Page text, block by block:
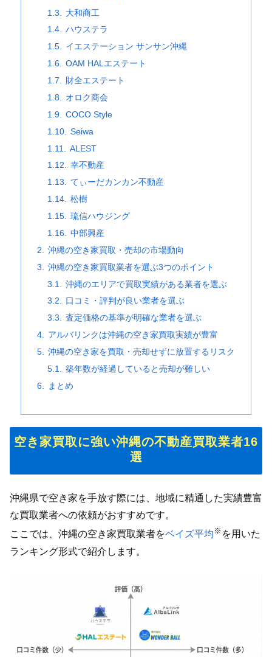
大和商工
ハウステラ
イエステーション サンサン沖縄
OAM HALエステート
財全エステート
オロク商会
COCO Style
Seiwa
ALEST
幸不動産
てぃーだカンカン不動産
松樹
琉信ハウジング
中部興産
沖縄の空き家買取・売却の市場動向
沖縄の空き家買取業者を選ぶ3つのポイント
沖縄のエリアで買取実績がある業者を選ぶ
口コミ・評判が良い業者を選ぶ
査定価格の基準が明確な業者を選ぶ
アルバリンクは沖縄の空き家買取実績が豊富
沖縄の空き家を買取・売却せずに放置するリスク
築年数が経過していると売却が難しい
まとめ
空き家買取に強い沖縄の不動産買取業者16
選
沖縄県で空き家を手放す際には、地域に精通した実績豊富
な買取業者への依頼がおすすめです。
ここでは、沖縄の空き家買取業者をベイズ平均 ※ を用いた
ランキング形式で紹介します。